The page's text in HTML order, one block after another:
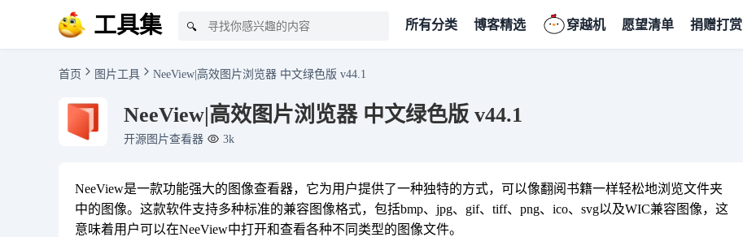
工具集 🔍 所有分类 博客精选 穿越机 愿望清单 捐赠打赏
首页 图片工具 NeeView|高效图片浏览器 中文绿色版 v44.1
NeeView|高效图片浏览器 中文绿色版 v44.1
开源图片查看器 3k
NeeView是一款功能强大的图像查看器，它为用户提供了一种独特的方式，可以像翻阅书籍一样轻松地浏览文件夹
中的图像。这款软件支持多种标准的兼容图像格式，包括bmp、jpg、gif、tiff、png、ico、svg以及WIC兼容图像，这
意味着用户可以在NeeView中打开和查看各种不同类型的图像文件。